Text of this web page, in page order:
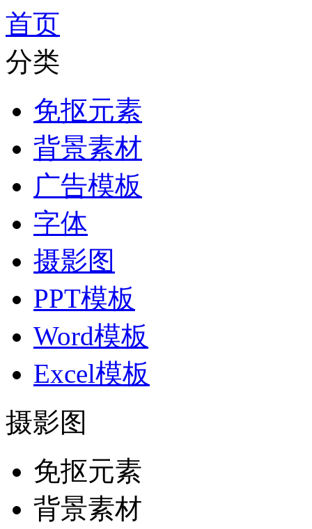
首页
分类
免抠元素
背景素材
广告模板
字体
摄影图
PPT模板
Word模板
Excel模板
摄影图
免抠元素
背景素材